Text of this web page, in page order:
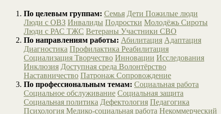
По целевым группам: Семья Дети Пожилые люди
Люди с ОВЗ Инвалиды Подростки Молодёжь Сироты
Люди с РАС ТЖС Ветераны Участники СВО
По направлениям работы: Абилитация Адаптация
Диагностика Профилактика Реабилитация
Социализация Творчество Инновации Исследования
Инклюзия Доступная среда Волонтёрство
Наставничество Патронаж Сопровождение
По профессиональным темам: Социальная работа
Социальное обслуживание Социальная защита
Социальная политика Дефектология Педагогика
Психология Медико-социальная работа Некоммерческий